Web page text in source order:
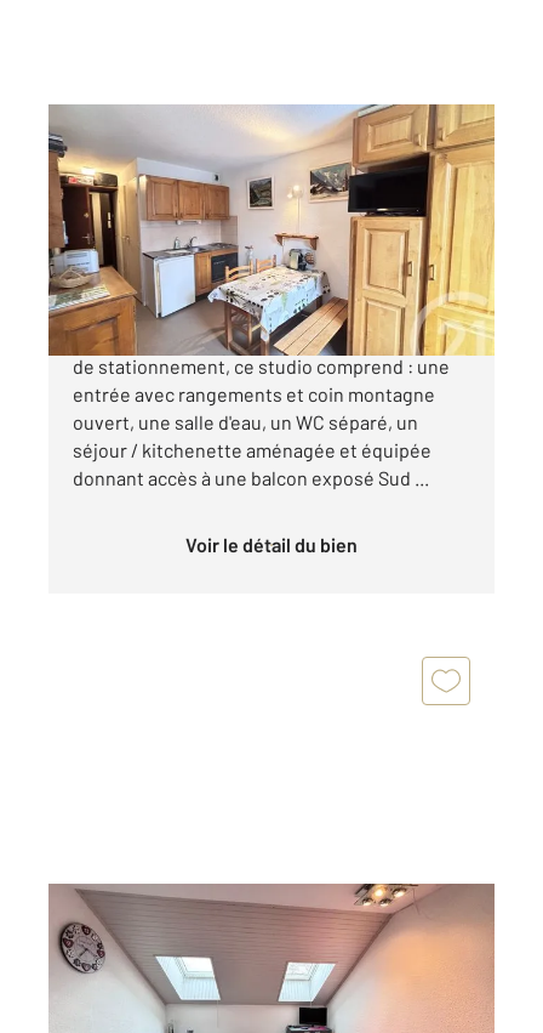
20,77 m2, 1 pièce
Ref : 1269
Appartement Studio Cabine à vendre
82 500 €
Situé dans une résidence calme avec facilité
de stationnement, ce studio comprend : une
entrée avec rangements et coin montagne
ouvert, une salle d'eau, un WC séparé, un
séjour / kitchenette aménagée et équipée
donnant accès à une balcon exposé Sud ...
Voir le détail du bien
RISOUL 05
20,79 m
, 1 pièce
Ref : 1190
Appartement Studio à vendre